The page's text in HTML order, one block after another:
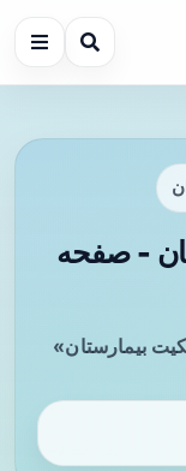
- صفحه
بیمارستان»